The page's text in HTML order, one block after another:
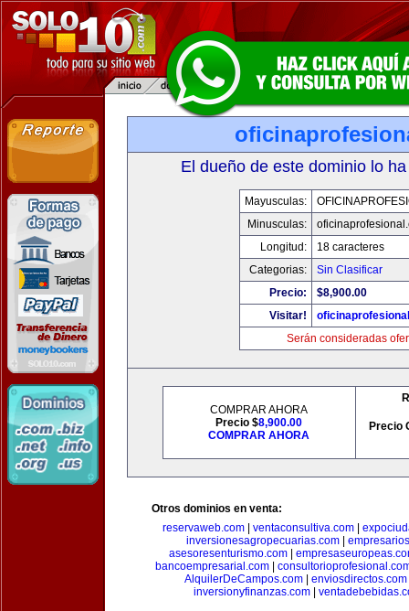
El dueño de este dominio lo
Mayusculas:
Minusculas:
Longitud:
18 caracteres
Categorias:
Sin Clasificar
Precio:
$8,900.00
Visitar!
Serán consideradas
COMPRAR AHORA
Precio $8,900.00
COMPRAR AHORA
Precio
Otros dominios en venta:
reservaweb.com| ventaconsultiva.com|
inversionesagropecuarias.com
asesoresenturismo.com|
bancoempresarial.com
AlquilerDeCampos.com
enviosdirectos.com
inversionyfinanzas.com|